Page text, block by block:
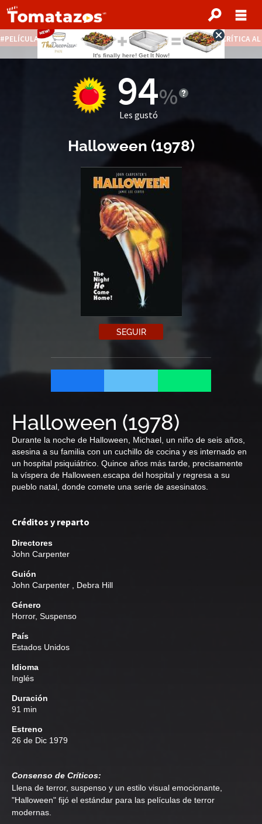
PELÍCULAS STREAMING GRATIS NOTICIAS DESTACADAS CRÍTICA
94
Les gustó
Halloween (1978)
SEGUIR
Halloween (1978)
Durante la noche de Halloween, Michael, un niño de seis años,
asesina a su familia con un cuchillo de cocina y es internado en
un hospital psiquiátrico. Quince años más tarde, precisamente
la víspera de Halloween.escapa del hospital y regresa a su
pueblo natal, donde comete una serie de asesinatos.
Créditos y reparto
Directores
John Carpenter
Guión
John Carpenter
Debra Hill
Género
Horror, Suspenso
País
Estados Unidos
Idioma
Inglés
Duración
91 min
Estreno
26 de Dic 1979
Consenso de Críticos:
Llena de terror, suspenso y un estilo visual emocionante,
"Halloween" fijó el estándar para las películas de terror
modernas.